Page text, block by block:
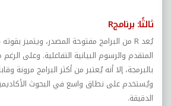
ثالثًا: برنامجR
يُعد R من البرامج مفتوحة المصدر، ويتميز
المتقدم والرسوم البيانية التفاعلية. وعلى
بالبرمجة، إلا أنه يُعتبر من أكثر البرامج مرونة
ويُستخدم على نطاق واسع في البحوث
الدقيقة.